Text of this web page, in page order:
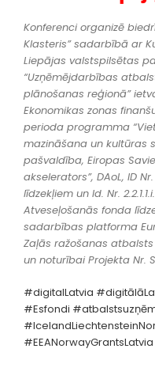
Konferenci organizē
Klasteris” sadarbībā ar
Liepājas valstspilsētas
“Uzņēmējdarbības
plānošanas reģionā”
Ekonomikas zonas
perioda programma
mazināšana un kultūras
pašvaldība, Eiropas
akselerators”, DAoL, ID
līdzekļiem un Id. Nr.
Atveseļošanās fonda
sadarbības platforma
Zaļās ražošanas
un noturībai Projekta Nr.
#digitalLatvia
#Esfondi
#EEANorwayGrantsLatvia